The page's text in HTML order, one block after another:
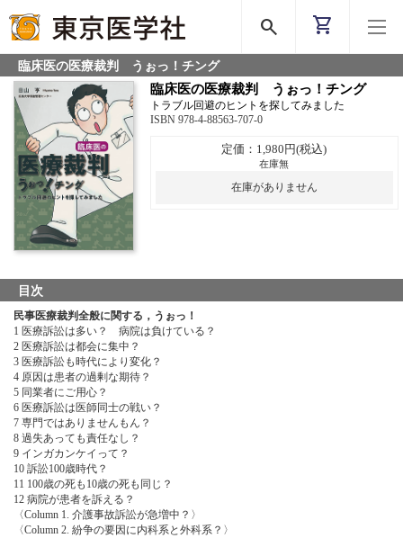
search shopping_cart
臨床医の医療裁判 うぉっ！チング
臨床医の医療裁判 うぉっ！チング
トラブル回避のヒントを探してみました
ISBN 978-4-88563-707-0
定価：1,980円(税込)
在庫無
在庫がありません
目次
民事医療裁判全般に関する，うぉっ！
1 医療訴訟は多い？ 病院は負けている？
2 医療訴訟は都会に集中？
3 医療訴訟も時代により変化？
4 原因は患者の過剰な期待？
5 同業者にご用心？
6 医療訴訟は医師同士の戦い？
7 専門ではありませんもん？
8 過失あっても責任なし？
9 インガカンケイって？
10 訴訟100歳時代？
11 100歳の死も10歳の死も同じ？
12 病院が患者を訴える？
〈Column 1. 介護事故訴訟が急増中？〉
〈Column 2. 紛争の要因に内科系と外科系？〉